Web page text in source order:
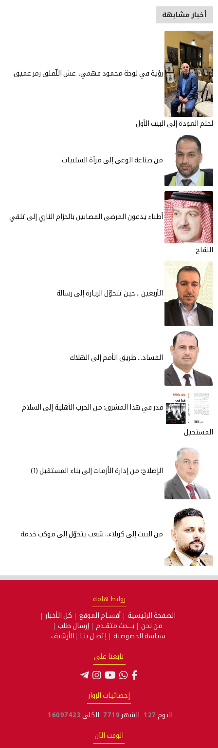
أخبار مشابهة
رؤية في لوحة محمود فهمي.. عش اللّقلق رمز عميق
لحلم العودة إلى البيت الأول
من صناعة الوعي إلى مرآة السلبيات
أطباء يدعون المرضى المصابين بالحزام الناري إلى تلقي
اللقاح
الأربعين .. حين تتحوّل الزيارة إلى رسالة
الفساد... طريق الأمم إلى الهلاك
قدر في هذا المشرق: من الحرب الأهلية إلى السلام
المستحيل
الإصلاح: من إدارة الأزمات إلى بناء المستقبل (1)
من البيت إلى كربلاء.. شعب يتحوّل إلى موكب خدمة
روابط هامة
الصفحة الرئيسية أقسـام الموقع
كل الأخبار
من نحن
بـــحث متقـدم
إرسال طلب
سياسة الخصوصية
إتصـل بنـا الأرشيف
تابعنا على
إحصائيات الزوار
اليوم 127 الشهر 7719 الكلي 16097423
الوقت الآن